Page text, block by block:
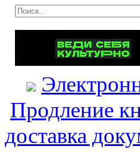
Продление
доставка